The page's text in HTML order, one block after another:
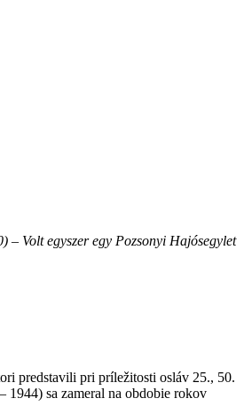
– Volt egyszer egy Pozsonyi Hajósegylet
predstavili pri príležitosti osláv 25., 50.
sa zameral na obdobie rokov